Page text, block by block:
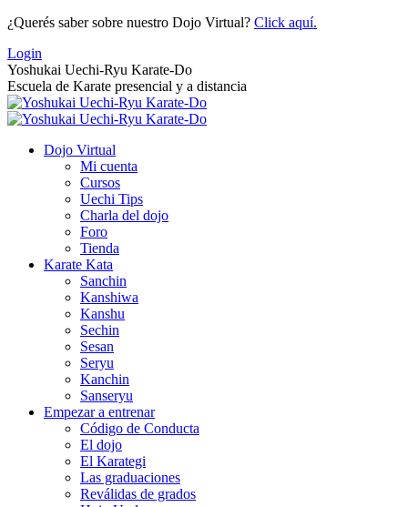
Saltar
contenido
¿Querés saber sobre nuestro Dojo Virtual? Click aquí.
Login
Yoshukai Uechi-Ryu Karate-Do
Escuela de Karate presencial y a distancia
Dojo Virtual
Mi cuenta
Cursos
Uechi Tips
Charla del dojo
Foro
Tienda
Karate Kata
Sanchin
Kanshiwa
Kanshu
Sechin
Sesan
Seryu
Kanchin
Sanseryu
Empezar a entrenar
Código de Conducta
El dojo
El Karategi
Las graduaciones
Reválidas de grados